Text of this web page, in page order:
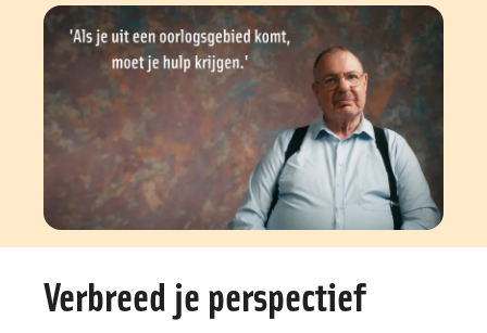
Verbreed je perspectief